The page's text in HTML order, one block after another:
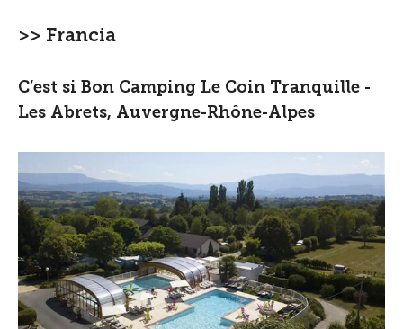
>> Francia
C’est si Bon Camping Le Coin Tranquille -
Les Abrets, Auvergne-Rhône-Alpes